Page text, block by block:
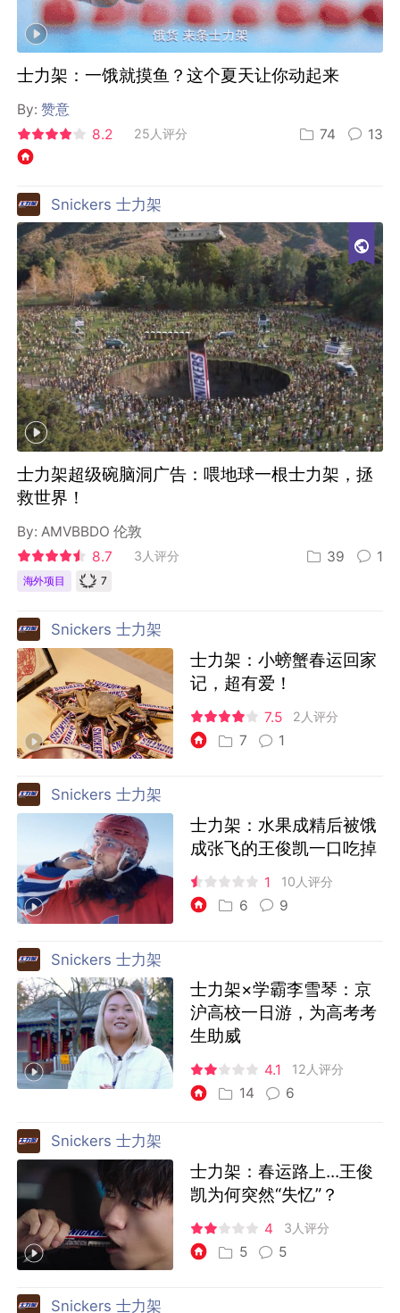
士力架：一饿就摸鱼？这个夏天让你动起来
By:赞意
8.2
25人评分 74 13
Snickers 士力架
士力架超级碗脑洞广告：喂地球一根士力架，拯
救世界！
By:AMVBBDO 伦敦
8.7
3人评分 39 1
海外项目 7
Snickers 士力架
士力架：小螃蟹春运回家
记，超有爱！
7.5 2人评分
7 1
Snickers 士力架
士力架：水果成精后被饿
成张飞的王俊凯一口吃掉
1 10人评分
6 9
Snickers 士力架
士力架×学霸李雪琴：京
沪高校一日游，为高考考
生助威
4.1 12人评分
14 6
Snickers 士力架
士力架：春运路上...王俊
凯为何突然“失忆”？
4 3人评分
5 5
Snickers 士力架